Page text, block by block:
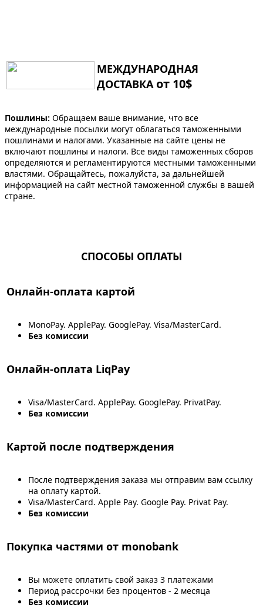
МЕЖДУНАРОДНАЯ
ДОСТАВКА от 10$
Пошлины: Обращаем ваше внимание, что все
международные посылки могут облагаться таможенными
пошлинами и налогами. Указанные на сайте цены не
включают пошлины и налоги. Все виды таможенных сборов
определяются и регламентируются местными таможенными
властями. Обращайтесь, пожалуйста, за дальнейшей
информацией на сайт местной таможенной службы в вашей
стране.
СПОСОБЫ ОПЛАТЫ
Онлайн-оплата картой
MonoPay. ApplePay. GooglePay. Visa/MasterCard.
Без комиссии
Онлайн-оплата LiqPay
Visa/MasterCard. ApplePay. GooglePay. PrivatPay.
Без комиссии
Картой после подтверждения
После подтверждения заказа мы отправим вам ссылку
на оплату картой.
Visa/MasterCard. Apple Pay. Google Pay. Privat Pay.
Без комиссии
Покупка частями от monobank
Вы можете оплатить свой заказ 3 платежами
Период рассрочки без процентов - 2 месяца
Без комиссии